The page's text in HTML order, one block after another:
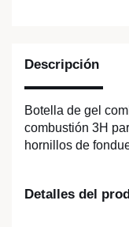
Descripción
Botella de gel
combustión 3H
hornillos de
Detalles del